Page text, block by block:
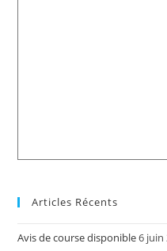
Articles Récents
Avis de course disponible6 juin